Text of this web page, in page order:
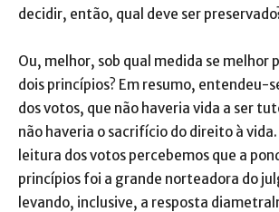
decidir, então, qual deve ser
Ou, melhor, sob qual medida se melhor
dois princípios? Em resumo, entendeu-
dos votos, que não haveria vida a ser
não haveria o sacrifício do direito à
leitura dos votos percebemos que a
princípios foi a grande norteadora do
levando, inclusive, a resposta